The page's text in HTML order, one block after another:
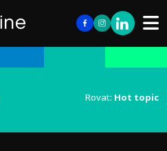
Rovat: Hot topic